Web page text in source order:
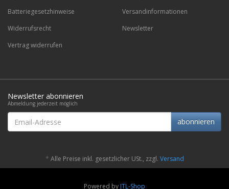
Batteriegesetzhinweise
Widerrufsrecht
Vertrag widerrufen
Versandinformationen
Newsletter
Newsletter abonnieren
Abmeldung jederzeit möglich
Email-
Adresse
abonnieren
* Alle Preise inkl. gesetzlicher USt., zzgl. Versand
Powered by JTL-Shop